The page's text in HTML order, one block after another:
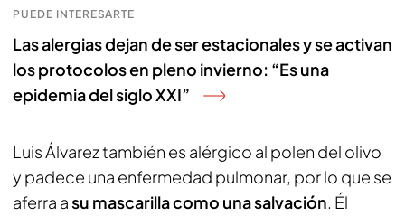
PUEDE INTERESARTE
Las alergias dejan de ser estacionales y se activan
los protocolos en pleno invierno: “Es una
epidemia del siglo XXI”
Luis Álvarez también es alérgico al polen del olivo
y padece una enfermedad pulmonar, por lo que se
aferra asu mascarilla como una salvación. Él